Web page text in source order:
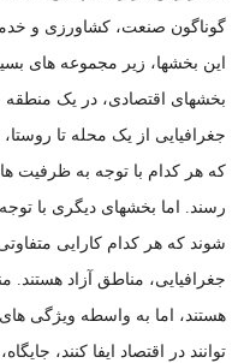
گوناگون صنعت، کشاورزی و
این بخشها، زیر مجموعه های
بخشهای اقتصادی، در یک
جغرافیایی از یک محله تا
که هر کدام با توجه به ظرفیت
رسند. اما بخشهای دیگری با
شوند که هر کدام کارایی
جغرافیایی، مناطق آزاد هستند.
هستند، اما به واسطه ویژگی
توانند در اقتصاد ایفا کنند،